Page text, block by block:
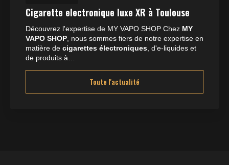
Cigarette electronique luxe XR à Toulouse
Découvrez l'expertise de MY VAPO SHOP Chez MY
VAPO SHOP , nous sommes fiers de notre expertise en
matière de cigarettes électroniques , d'e-liquides et
de produits à…
Toute l'actualité